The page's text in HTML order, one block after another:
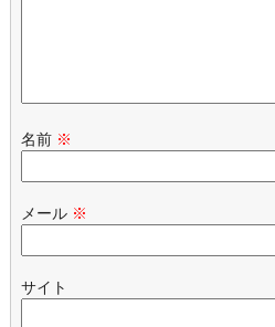
名前 ※
メール ※
サイト